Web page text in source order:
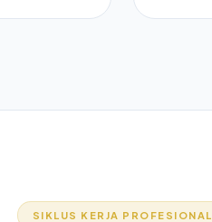
SIKLUS KERJA PROFESIONAL